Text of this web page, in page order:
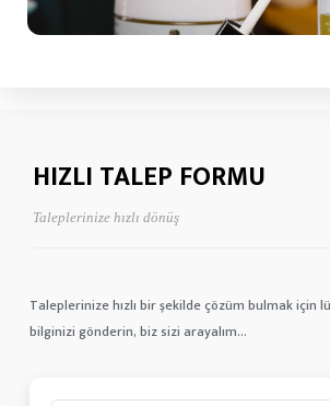
HIZLI TALEP FORMU
Taleplerinize hızlı dönüş
Taleplerinize hızlı bir şekilde çözüm bulmak için
bilginizi gönderin, biz sizi arayalım...